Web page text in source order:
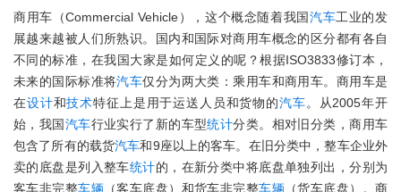
商用车（Commercial Vehicle），这个概念随着我国汽车工业的发
展越来越被人们所熟识。国内和国际对商用车概念的区分都有各自
不同的标准，在我国大家是如何定义的呢？根据ISO3833修订本，
未来的国际标准将汽车仅分为两大类：乘用车和商用车。商用车是
在设计和技术特征上是用于运送人员和货物的汽车。从2005年开
始，我国汽车行业实行了新的车型统计分类。相对旧分类，商用车
包含了所有的载货汽车和9座以上的客车。在旧分类中，整车企业外
卖的底盘是列入整车统计的，在新分类中将底盘单独列出，分别为
客车非完整车辆 （客车底盘）和货车非完整车辆 （货车底盘）。商